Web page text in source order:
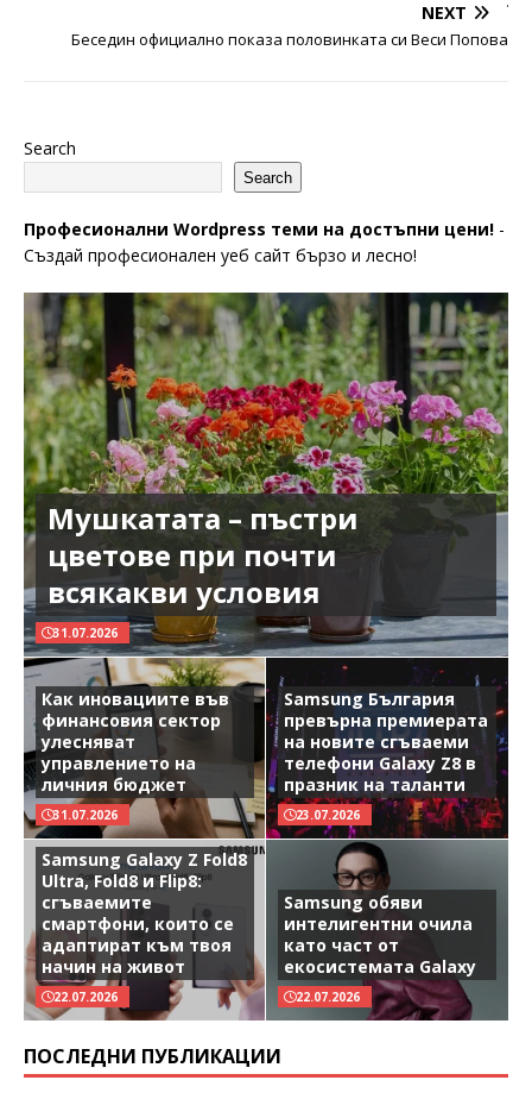
NEXT
Беседин официално показа половинката си Веси Попова
Search
Search
Професионални Wordpress теми на достъпни цени! -
Създай професионален уеб сайт бързо и лесно!
Мушкатата – пъстри
цветове при почти
всякакви условия
31.07.2026
Как иновациите във
финансовия сектор
улесняват
управлението на
личния бюджет
31.07.2026
Samsung България
превърна премиерата
на новите сгъваеми
телефони Galaxy Z8 в
празник на таланти
23.07.2026
Samsung Galaxy Z Fold8
Ultra, Fold8 и Flip8:
сгъваемите
смартфони, които се
адаптират към твоя
начин на живот
22.07.2026
Samsung обяви
интелигентни очила
като част от
екосистемата Galaxy
22.07.2026
ПОСЛЕДНИ ПУБЛИКАЦИИ